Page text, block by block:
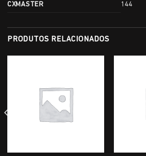
CXMASTER 144
PRODUTOS RELACIONADOS